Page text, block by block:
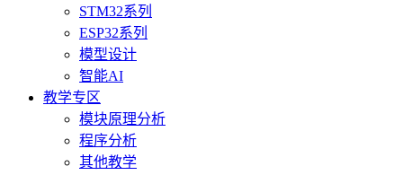
STM32系列
ESP32系列
模型设计
智能AI
教学专区
模块原理分析
程序分析
其他教学